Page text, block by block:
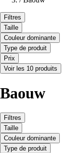
Filtres
Taille
Couleur dominante
Type de produit
Prix
Voir les 10 produits
Baouw
Filtres
Taille
Couleur dominante
Type de produit